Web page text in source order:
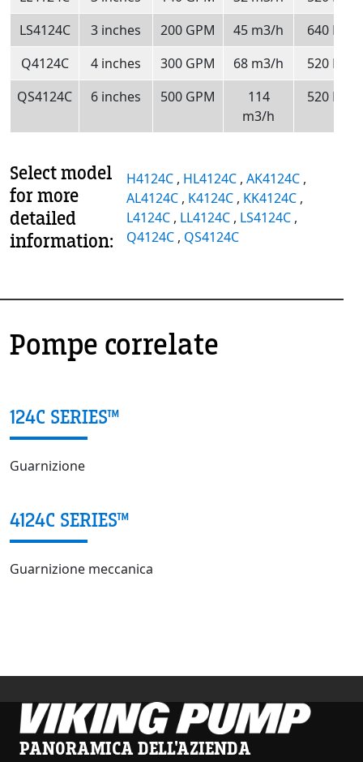
LS4124C
3 inches 200 GPM 45 m3/h
640 RPM
Q4124C
4 inches 300 GPM 68 m3/h
520 RPM
QS4124C
6 inches 500 GPM
114
m3/h
520 RPM
Select model
for more
detailed
information:
H4124C , HL4124C ,AK4124C ,
AL4124C , K4124C , KK4124C ,
L4124C , LL4124C , LS4124C ,
Q4124C , QS4124C
Pompe correlate
124C SERIES™
Guarnizione
4124C SERIES™
Guarnizione meccanica
PANORAMICA DELL'AZIENDA